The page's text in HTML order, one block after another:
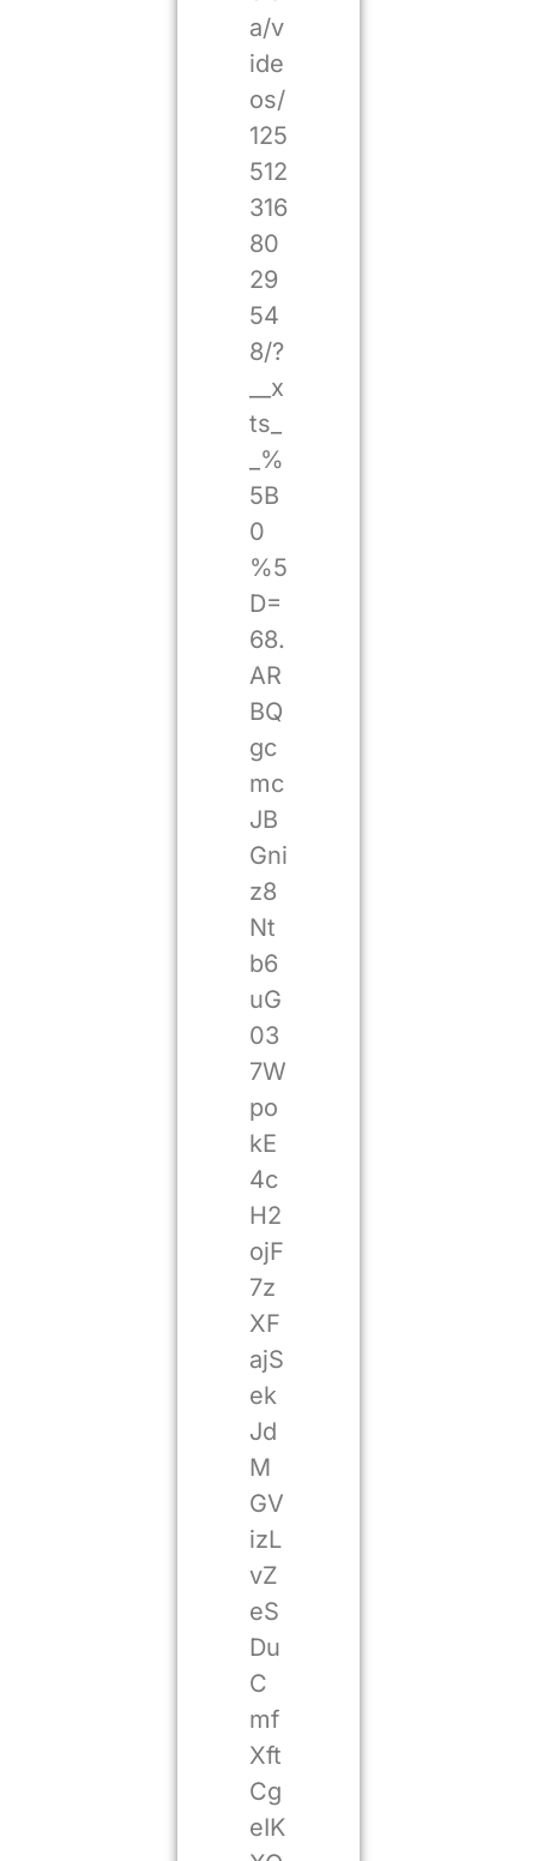
a/v
ide
os/
125
512
316
80
29
54
8/?
__x
ts_
_%
5B
0
%5
D=
68.
AR
BQ
gc
mc
JB
Gni
z8
Nt
b6
uG
03
7W
po
kE
4c
H2
ojF
7z
XF
ajS
ek
Jd
M
GV
izL
vZ
eS
Du
C
mf
Xft
Cg
eIK